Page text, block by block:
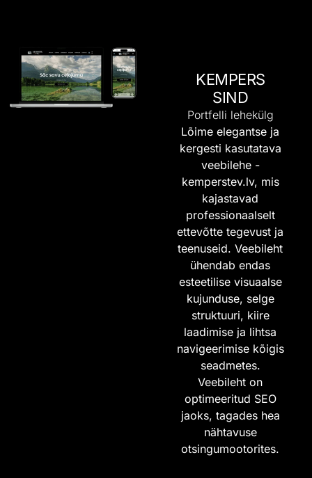
KEMPERS
SIND
Portfelli lehekülg
Lõime elegantse ja
kergesti kasutatava
veebilehe -
kemperstev.lv, mis
kajastavad
professionaalselt
ettevõtte tegevust ja
teenuseid. Veebileht
ühendab endas
esteetilise visuaalse
kujunduse, selge
struktuuri, kiire
laadimise ja lihtsa
navigeerimise kõigis
seadmetes.
Veebileht on
optimeeritud SEO
jaoks, tagades hea
nähtavuse
otsingumootorites.